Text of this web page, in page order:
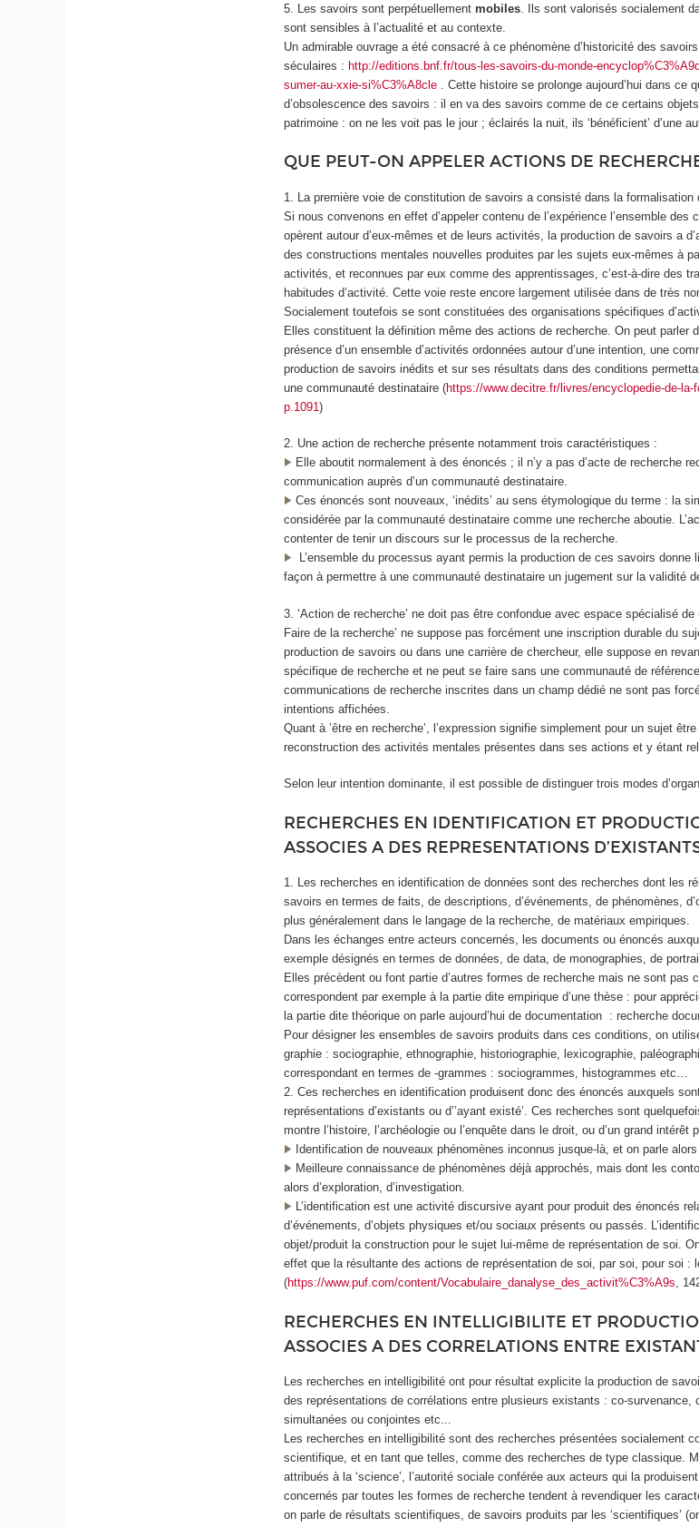
5. Les savoirs sont perpétuellementmobiles . Ils sont valorisés socialement
sont sensibles à l’actualité et au contexte.
Un admirable ouvrage a été consacré à ce phénomène d’historicité des
séculaires :http://editions.bnf.fr/tous-les-savoirs-du-monde-
sumer-au-xxie-si%C3%A8cle . Cette histoire se prolonge aujourd’hui dans ce
d’obsolescence des savoirs : il en va des savoirs comme de ce certains
patrimoine : on ne les voit pas le jour ; éclairés la nuit, ils ‘bénéficient’ d’une
QUE PEUT-ON APPELER ACTIONS DE
1. La première voie de constitution de savoirs a consisté dans la formalisation
Si nous convenons en effet d’appeler contenu de l’expérience l’ensemble
opèrent autour d’eux-mêmes et de leurs activités, la production de savoirs a
des constructions mentales nouvelles produites par les sujets eux-mêmes à
activités, et reconnues par eux comme des apprentissages, c’est-à-dire des
habitudes d’activité. Cette voie reste encore largement utilisée dans de très
Socialement toutefois se sont constituées des organisations spécifiques
Elles constituent la définition même des actions de recherche. On peut parler
présence d’un ensemble d’activités ordonnées autour d’une intention, une
production de savoirs inédits et sur ses résultats dans des conditions
une communauté destinataire (https://www.decitre.fr/livres/encyclopedie-de-la-
p.1091)
2. Une action de recherche présente notamment trois caractéristiques :
Elle aboutit normalement à des énoncés ; il n’y a pas d’acte de recherche
communication auprès d’un communauté destinataire.
Ces énoncés sont nouveaux, ‘inédits’ au sens étymologique du terme : la
considérée par la communauté destinataire comme une recherche aboutie.
contenter de tenir un discours sur le processus de la recherche.
L’ensemble du processus ayant permis la production de ces savoirs donne
façon à permettre à une communauté destinataire un jugement sur la validité
3. ‘Action de recherche’ ne doit pas être confondue avec espace spécialisé
Faire de la recherche’ ne suppose pas forcément une inscription durable du
production de savoirs ou dans une carrière de chercheur, elle suppose en
spécifique de recherche et ne peut se faire sans une communauté de
communications de recherche inscrites dans un champ dédié ne sont pas
intentions affichées.
Quant à ’être en recherche’, l’expression signifie simplement pour un sujet
reconstruction des activités mentales présentes dans ses actions et y étant
Selon leur intention dominante, il est possible de distinguer trois modes
RECHERCHES EN IDENTIFICATION ET
ASSOCIES A DES REPRESENTATIONS
1. Les recherches en identification de données sont des recherches dont les
savoirs en termes de faits, de descriptions, d’événements, de phénomènes,
plus généralement dans le langage de la recherche, de matériaux empiriques.
Dans les échanges entre acteurs concernés, les documents ou énoncés
exemple désignés en termes de données, de data, de monographies, de
Elles précèdent ou font partie d’autres formes de recherche mais ne sont pas
correspondent par exemple à la partie dite empirique d’une thèse : pour
la partie dite théorique on parle aujourd’hui de documentation : recherche
Pour désigner les ensembles de savoirs produits dans ces conditions, on
graphie : sociographie, ethnographie, historiographie, lexicographie,
correspondant en termes de -grammes : sociogrammes, histogrammes etc…
2. Ces recherches en identification produisent donc des énoncés auxquels
représentations d’existants ou d’’ayant existé’. Ces recherches sont
montre l’histoire, l’archéologie ou l’enquête dans le droit, ou d’un grand intérêt
Identification de nouveaux phénomènes inconnus jusque-là, et on parle
Meilleure connaissance de phénomènes déjà approchés, mais dont les
alors d’exploration, d’investigation.
L’identification est une activité discursive ayant pour produit des énoncés
d’événements, d’objets physiques et/ou sociaux présents ou passés.
objet/produit la construction pour le sujet lui-même de représentation de soi.
effet que la résultante des actions de représentation de soi, par soi, pour soi :
(https://www.puf.com/content/Vocabulaire_danalyse_des_activit%C3%A9s,
RECHERCHES EN INTELLIGIBILITE ET
ASSOCIES A DES CORRELATIONS ENTRE
Les recherches en intelligibilité ont pour résultat explicite la production de
des représentations de corrélations entre plusieurs existants : co-survenance,
simultanées ou conjointes etc...
Les recherches en intelligibilité sont des recherches présentées socialement
scientifique, et en tant que telles, comme des recherches de type classique.
attribués à la ‘science’, l’autorité sociale conférée aux acteurs qui la
concernés par toutes les formes de recherche tendent à revendiquer les
on parle de résultats scientifiques, de savoirs produits par les ‘scientifiques’